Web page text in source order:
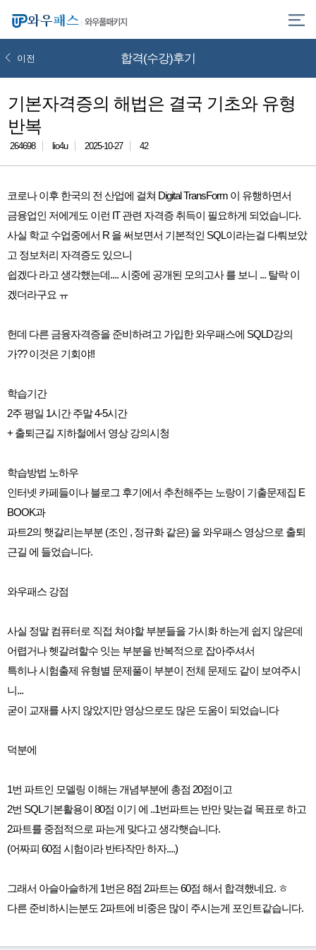
와우풀패키지
합격(수강)후기
이전
기본자격증의 해법은 결국 기초와 유형
반복
264698 lio4u 2025-10-27 42
코로나 이후 한국의 전 산업에 걸쳐 Digital TransForm 이 유행하면서
금융업인 저에게도 이런 IT 관련 자격증 취득이 필요하게 되었습니다.
사실 학교 수업중에서 R 을 써보면서 기본적인 SQL이라는걸 다뤄보았
고 정보처리 자격증도 있으니
쉽겠다 라고 생각했는데.... 시중에 공개된 모의고사 를 보니 ... 탈락 이
겠더라구요 ㅠ
헌데 다른 금융자격증을 준비하려고 가입한 와우패스에 SQLD강의
가?? 이것은 기회야!!
학습기간
2주 평일 1시간 주말 4-5시간
+ 출퇴근길 지하철에서 영상 강의시청
학습방법 노하우
인터넷 카페들이나 블로그 후기에서 추천해주는 노랑이 기출문제집 E
BOOK과
파트2의 햇갈리는부분 (조인 , 정규화 같은) 을 와우패스 영상으로 출퇴
근길 에 들었습니다.
와우패스 강점
사실 정말 컴퓨터로 직접 쳐야할 부분들을 가시화 하는게 쉽지 않은데
어렵거나 헷갈려할수 잇는 부분을 반복적으로 잡아주셔서
특히나 시험출제 유형별 문제풀이 부분이 전체 문제도 같이 보여주시
니...
굳이 교재를 사지 않았지만 영상으로도 많은 도움이 되었습니다
덕분에
1번 파트인 모델링 이해는 개념부분에 총점 20점이고
2번 SQL기본활용이 80점 이기 에 ..1번파트는 반만 맞는걸 목표로 하고
2파트를 중점적으로 파는게 맞다고 생각햇습니다.
(어짜피 60점 시험이라 반타작만 하자....)
그래서 아슬아슬하게 1번은 8점 2파트는 60점 해서 합격했네요. ㅎ